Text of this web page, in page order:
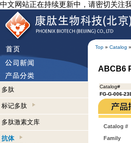
中文网站正在持续更新中，请密切关注
Top » Catalog »
多肽
标记多肽
多肽激素文库
抗体
ABCB6
Catalog#
FG-G-006-
Catalog #
Family